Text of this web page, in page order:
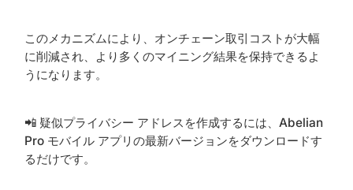
このメカニズムにより、オンチェーン取引コストが大幅
に削減され、より多くのマイニング結果を保持できるよ
うになります。
📲 疑似プライバシー アドレスを作成するには、Abelian
Pro モバイル アプリの最新バージョンをダウンロードす
るだけです。